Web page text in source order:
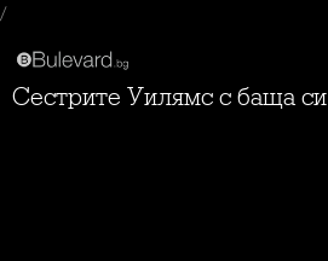
/
Сестрите Уилямс с баща си